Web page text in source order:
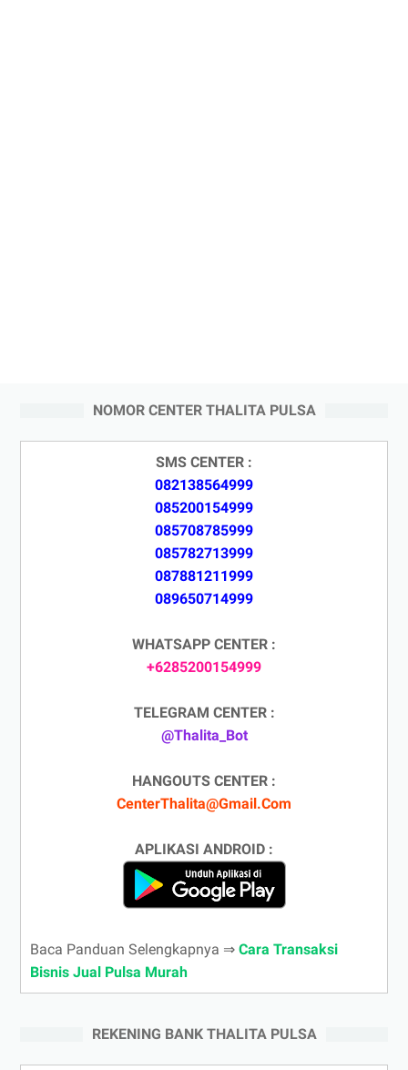
NOMOR CENTER THALITA PULSA
SMS CENTER :
082138564999
085200154999
085708785999
085782713999
087881211999
089650714999
WHATSAPP CENTER :
+6285200154999
TELEGRAM CENTER :
@Thalita_Bot
HANGOUTS CENTER :
CenterThalita@Gmail.Com
APLIKASI ANDROID :
Baca Panduan Selengkapnya ⇒ Cara Transaksi
Bisnis Jual Pulsa Murah
REKENING BANK THALITA PULSA